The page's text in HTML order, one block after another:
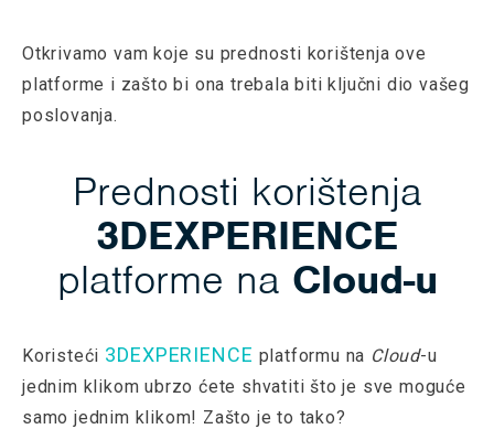
Otkrivamo vam koje su prednosti korištenja ove
platforme i zašto bi ona trebala biti ključni dio vašeg
poslovanja.
Prednosti korištenja
3DEXPERIENCE
platforme na Cloud-u
Koristeći 3DEXPERIENCE platformu na Cloud-u
jednim klikom ubrzo ćete shvatiti što je sve moguće
samo jednim klikom! Zašto je to tako?